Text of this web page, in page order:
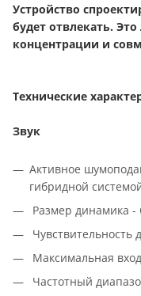
Устройство
будет отвлекать.
концентрации и
Технические
Звук
Активное
гибридной
Размер динамика
Чувствительность
Максимальная
Частотный